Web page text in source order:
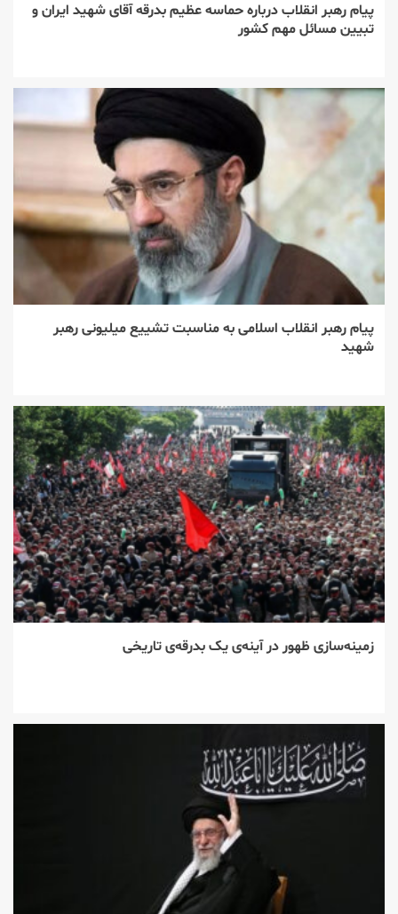
پیام رهبر انقلاب درباره حماسه عظیم بدرقه آقای شهید ایران و
تبیین مسائل مهم کشور
پیام رهبر انقلاب اسلامی به مناسبت تشییع میلیونی رهبر
شهید
زمینه‌سازی ظهور در آینه‌ی یک بدرقه‌ی تاریخی